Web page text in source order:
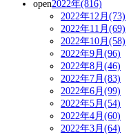
open2022年(816)
2022年12月(73)
2022年11月(69)
2022年10月(58)
2022年9月(96)
2022年8月(46)
2022年7月(83)
2022年6月(99)
2022年5月(54)
2022年4月(60)
2022年3月(64)